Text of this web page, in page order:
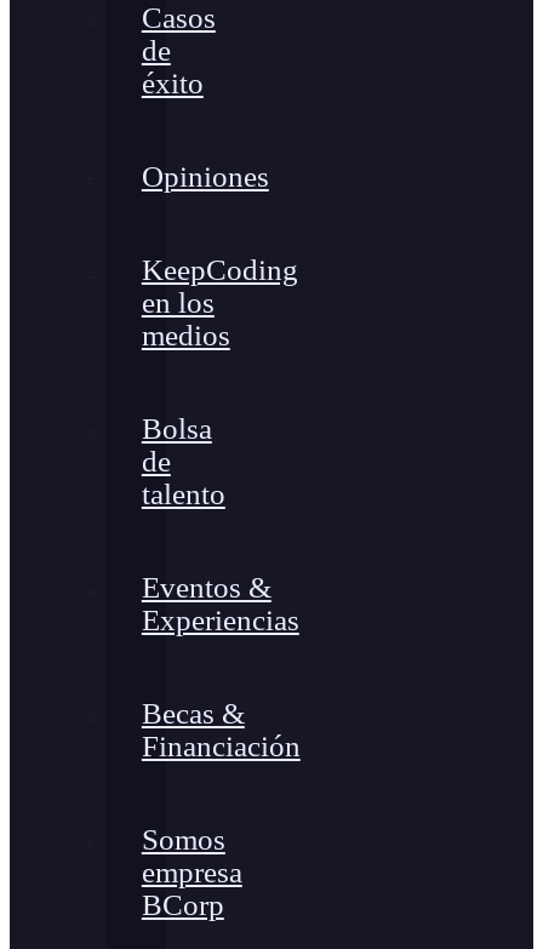
Casos
de
éxito
Opiniones
KeepCoding
en los
medios
Bolsa
de
talento
Eventos &
Experiencias
Becas &
Financiación
Somos
empresa
BCorp